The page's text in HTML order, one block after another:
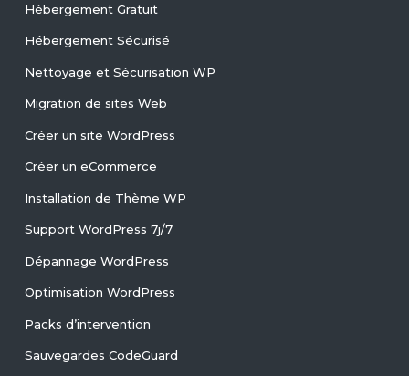
Hébergement Gratuit
Hébergement Sécurisé
Nettoyage et Sécurisation WP
Migration de sites Web
Créer un site WordPress
Créer un eCommerce
Installation de Thème WP
Support WordPress 7j/7
Dépannage WordPress
Optimisation WordPress
Packs d’intervention
Sauvegardes CodeGuard